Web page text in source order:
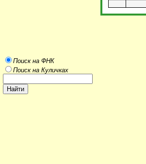
Поиск на ФНК
Поиск на Куличках